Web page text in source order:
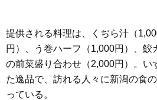
提供される料理は、くぢら汁（
円）、う巻ハーフ（1,000円）、鮫
の前菜盛り合わせ（2,000円）。い
た逸品で、訪れる人々に新潟の食
っている。